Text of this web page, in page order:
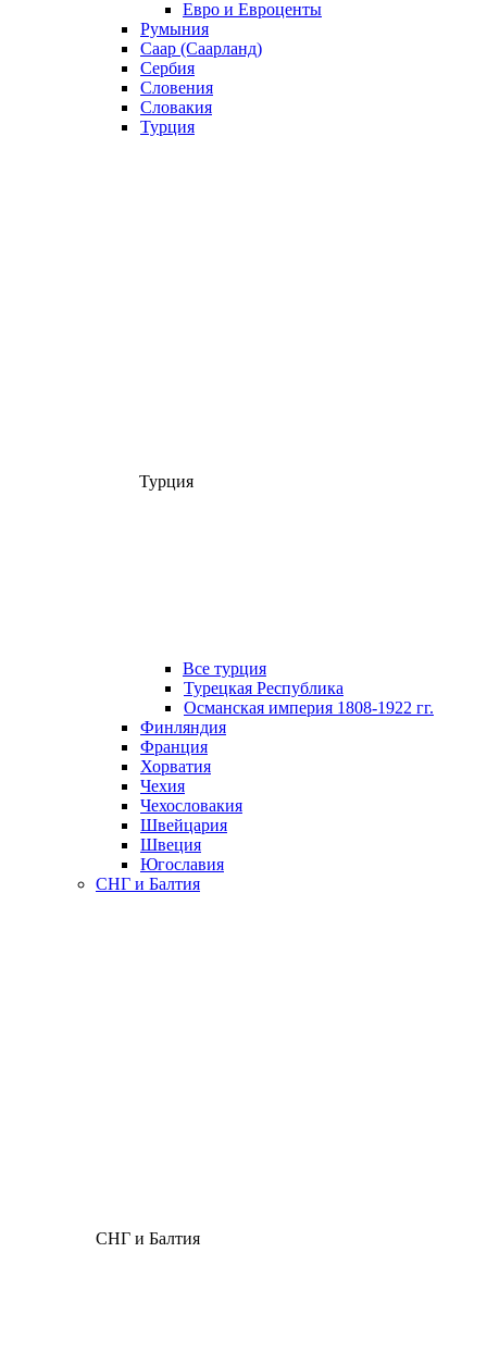
Евро и Евроценты
Румыния
Саар (Саарланд)
Сербия
Словения
Словакия
Турция
Турция
Все турция
Турецкая Республика
Османская империя 1808-1922 гг.
Финляндия
Франция
Хорватия
Чехия
Чехословакия
Швейцария
Швеция
Югославия
СНГ и Балтия
СНГ и Балтия